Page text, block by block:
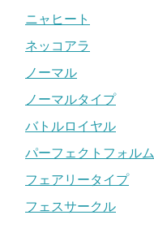
ニャヒート
ネッコアラ
ノーマル
ノーマルタイプ
バトルロイヤル
パーフェクトフォルム
フェアリータイプ
フェスサークル